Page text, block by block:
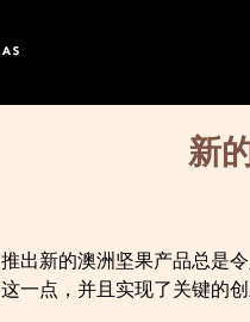
新
推出新的澳洲坚果产品总是
这一点，并且实现了关键的